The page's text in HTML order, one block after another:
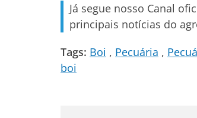
Já segue nosso Canal
principais notícias do
Tags: Boi Pecuária
boi